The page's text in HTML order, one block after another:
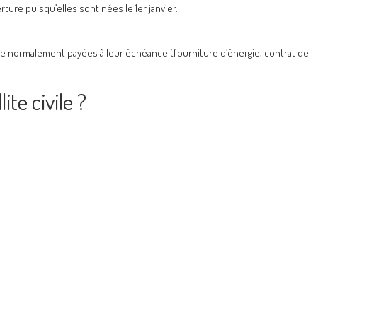
puisqu’elles sont nées le 1er janvier.
payées à leur échéance (fourniture d’énergie, contrat de
civile ?